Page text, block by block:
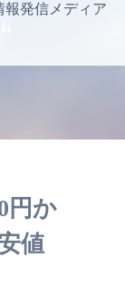
報発信メディア
円か
値